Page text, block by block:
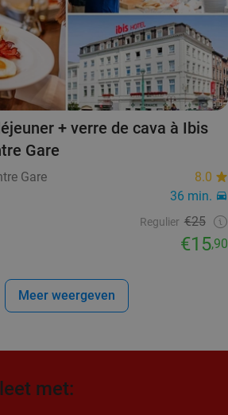
+ verre de cava à Ibis
Gare
Gare
8.0
36 min.
Regulier €25
€15,90
Meer weergeven
met: